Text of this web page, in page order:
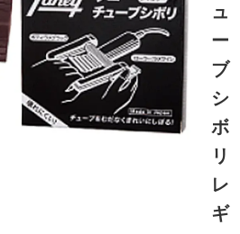
ュ
ー
ブ
シ
ボ
リ
レ
ギ